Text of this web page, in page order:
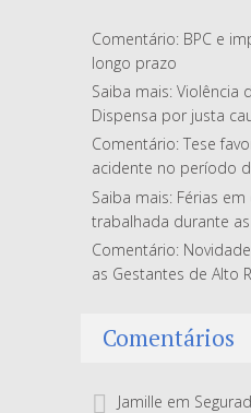
Comentário: BPC e
longo prazo
Saiba mais: Violência
Dispensa por justa
Comentário: Tese
acidente no período
Saiba mais: Férias
trabalhada durante
Comentário:
as Gestantes de Alto
Comentários
Jamille em